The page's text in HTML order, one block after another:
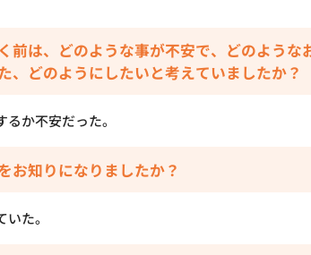
前は、どのような事が不安で、どのような
、どのようにしたいと考えていましたか？
か不安だった。
お知りになりましたか？
た。